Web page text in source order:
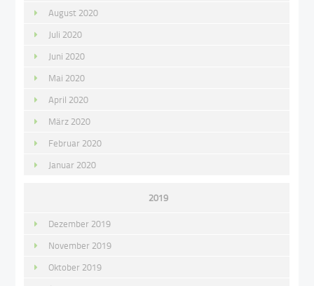
August 2020
Juli 2020
Juni 2020
Mai 2020
April 2020
März 2020
Februar 2020
Januar 2020
2019
Dezember 2019
November 2019
Oktober 2019